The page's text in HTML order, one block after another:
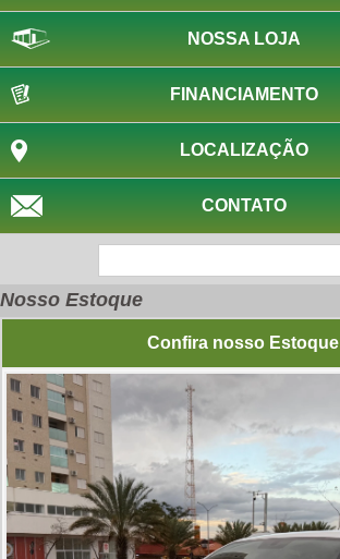
NOSSA LOJA
FINANCIAMENTO
LOCALIZAÇÃO
CONTATO
Nosso Estoque
Confira nosso Estoque